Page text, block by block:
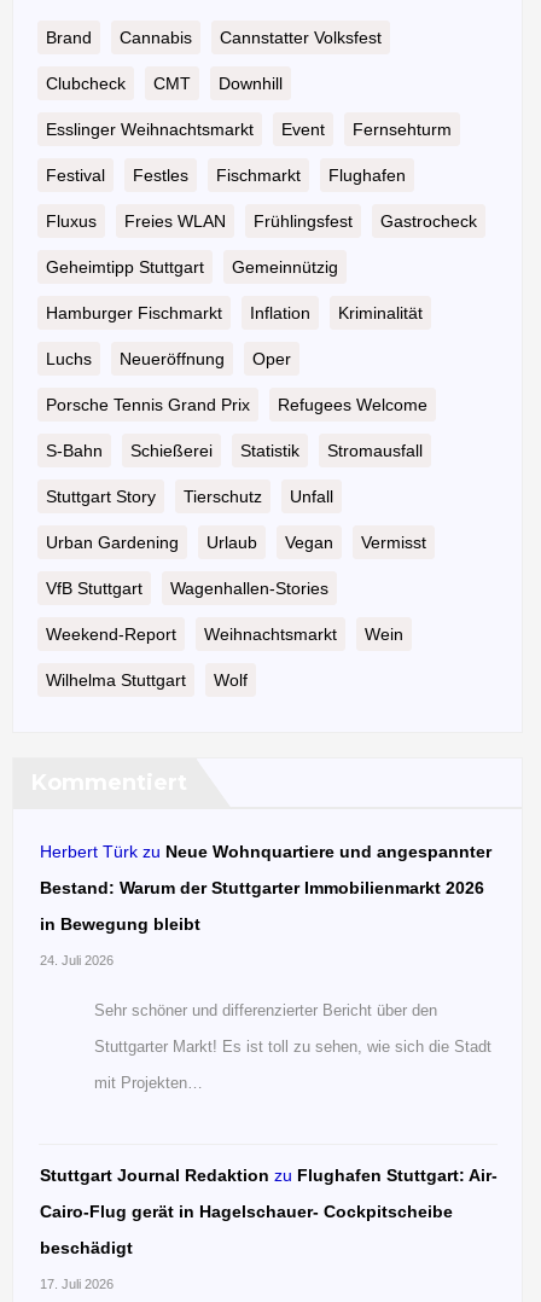
Brand Cannabis Cannstatter Volksfest
Clubcheck CMT Downhill
Esslinger Weihnachtsmarkt Event Fernsehturm
Festival Festles Fischmarkt Flughafen
Fluxus Freies WLAN Frühlingsfest Gastrocheck
Geheimtipp Stuttgart Gemeinnützig
Hamburger Fischmarkt Inflation Kriminalität
Luchs Neueröffnung Oper
Porsche Tennis Grand Prix Refugees Welcome
S-Bahn Schießerei Statistik Stromausfall
Stuttgart Story Tierschutz Unfall
Urban Gardening Urlaub Vegan Vermisst
VfB Stuttgart Wagenhallen-Stories
Weekend-Report Weihnachtsmarkt Wein
Wilhelma Stuttgart Wolf
Herbert Türk zu Neue Wohnquartiere und angespannter
Bestand: Warum der Stuttgarter Immobilienmarkt 2026
in Bewegung bleibt
24. Juli 2026
Sehr schöner und differenzierter Bericht über den
Stuttgarter Markt! Es ist toll zu sehen, wie sich die Stadt
mit Projekten…
Stuttgart Journal Redaktion zu Flughafen Stuttgart: Air-
Cairo-Flug gerät in Hagelschauer- Cockpitscheibe
beschädigt
17. Juli 2026